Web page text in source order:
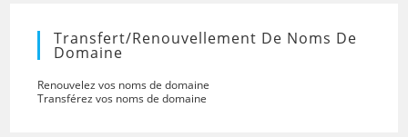
Transfert/renouvellement De Noms De
Domaine
Renouvelez vos noms de domaine
Transférez vos noms de domaine